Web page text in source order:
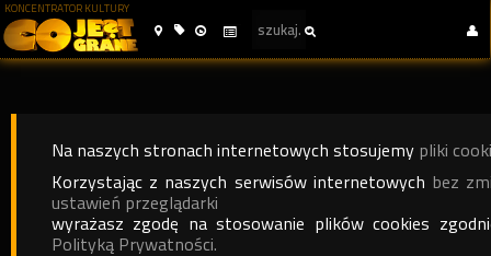
KONCENTRATOR KULTURY
Na naszych stronach internetowych stosujemy pliki
Korzystając z naszych serwisów internetowych bez
ustawień przeglądarki
wyrażasz zgodę na stosowanie plików cookies
Polityką Prywatności.